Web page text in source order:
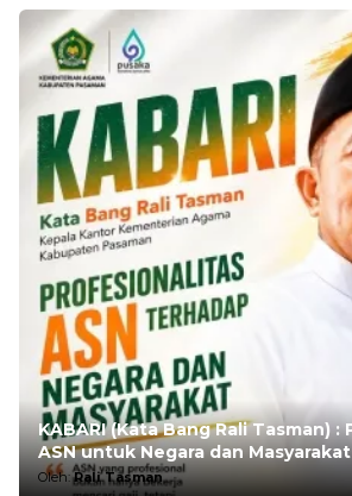
KABARI (Kata Bang Rali Tasman) : Profesionalitas
ASN untuk Negara dan Masyarakat
Oleh:Rali Tasman